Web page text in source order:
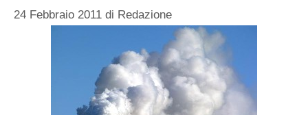
24 Febbraio 2011 di Redazione